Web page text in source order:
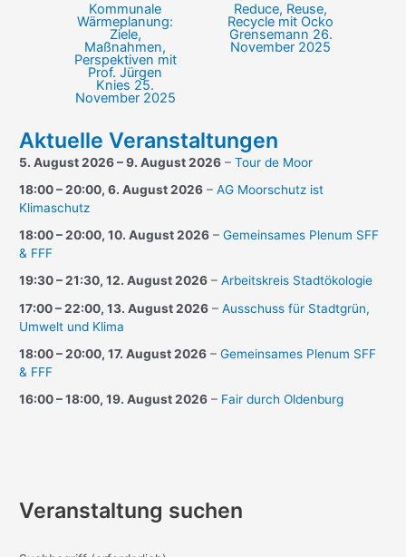
Beitragsnavigation
Kommunale
Wärmeplanung:
Ziele,
Maßnahmen,
Perspektiven mit
Prof. Jürgen
Knies 25.
November 2025
Reduce, Reuse,
Recycle mit Ocko
Grensemann 26.
November 2025
Aktuelle Veranstaltungen
5. August 2026–9. August 2026 –Tour de Moor
18:00–20:00,6. August 2026 –AG Moorschutz ist
Klimaschutz
18:00–20:00,10. August 2026 –Gemeinsames Plenum SFF
& FFF
19:30–21:30,12. August 2026 –Arbeitskreis Stadtökologie
17:00–22:00,13. August 2026 –Ausschuss für Stadtgrün,
Umwelt und Klima
18:00–20:00,17. August 2026 –Gemeinsames Plenum SFF
& FFF
16:00–18:00,19. August 2026 – Fair durch Oldenburg
Veranstaltung suchen